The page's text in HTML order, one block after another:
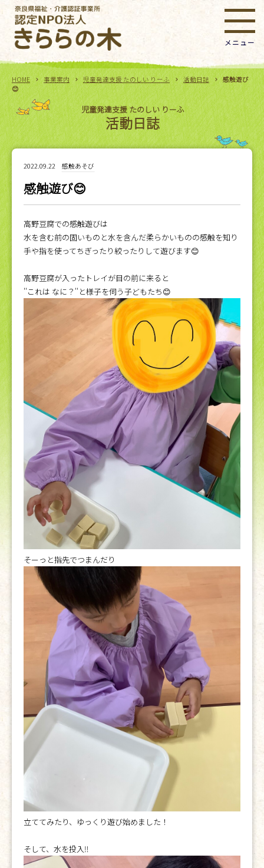
HOME 事業案内 児童発達支援 たのしい りーふ 活動日誌
感触遊び
😊
児童発達支援 たのしい りーふ
活動日誌
2022.09.22 感触あそび
感触遊び😊
高野豆腐での感触遊びは
水を含む前の固いものと水を含んだ柔らかいものの感触を知り
手や指を使ってちぎったり絞ったりして遊びます😊
高野豆腐が入ったトレイが目の前に来ると
''これは なに？''と様子を伺う子どもたち😊
そーっと指先でつまんだり
立ててみたり、ゆっくり遊び始めました！
そして、水を投入‼︎